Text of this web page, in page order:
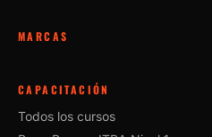
MARCAS
CAPACITACIÓN
Todos los cursos